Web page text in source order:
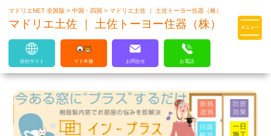
マドリエはLIXILの厳しい基準を
クリアした住まいのプロ集団です
マドリエNET 全国版>中国・四国>マドリエ土佐 ｜ 土佐トーヨー住器（株）
マドリエ土佐 ｜ 土佐トーヨー住器（株）
自社サイト マド本舗 お問合せ お電話